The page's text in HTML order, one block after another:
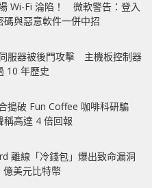
Wi-Fi 淪陷！ 微軟警告：登入
碼與惡意軟件一併中招
服器被後門攻擊 主機板控制器
10 年歷史
搗破 Fun Coffee 咖啡科研騙
高達 4 倍回報
離線「冷錢包」爆出致命漏洞
億美元比特幣